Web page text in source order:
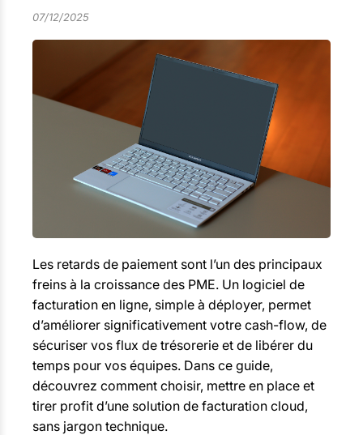
07/12/2025
Les retards de paiement sont l’un des principaux
freins à la croissance des PME. Un logiciel de
facturation en ligne, simple à déployer, permet
d’améliorer significativement votre cash-flow, de
sécuriser vos flux de trésorerie et de libérer du
temps pour vos équipes. Dans ce guide,
découvrez comment choisir, mettre en place et
tirer profit d’une solution de facturation cloud,
sans jargon technique.